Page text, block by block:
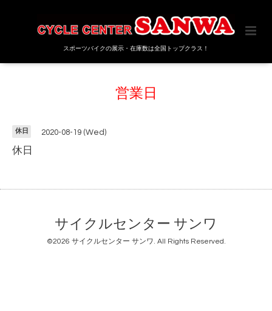
スポーツバイクの展示・在庫数は全国トップクラス！
営業日
休日 2020-08-19 (Wed)
休日
サイクルセンター サンワ
©2026 サイクルセンター サンワ. All Rights Reserved.